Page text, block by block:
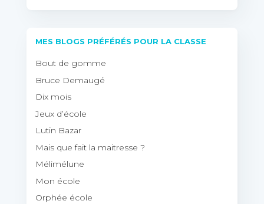
MES BLOGS PRÉFÉRÉS POUR LA CLASSE
Bout de gomme
Bruce Demaugé
Dix mois
Jeux d’école
Lutin Bazar
Mais que fait la maitresse ?
Mélimélune
Mon école
Orphée école